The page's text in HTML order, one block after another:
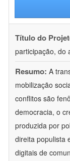
Título do
participação, do
Resumo: A
mobilização
conflitos são
democracia, o
produzida por
direita populista
digitais de